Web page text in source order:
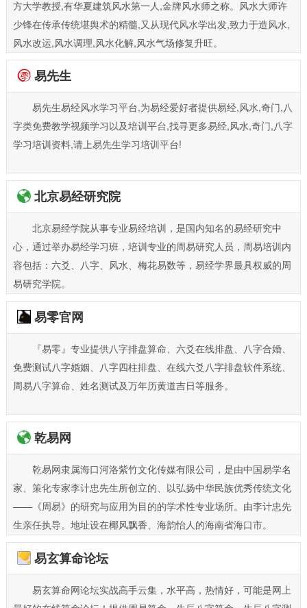
方大学教授,有华夏建筑风水第一人,金牌风水师之称。风水大师许
少锋在传承传统堪舆术的精髓,又从现代风水学出发,致力于造风水,
风水改运,风水调理,风水化解,风水气场修复升旺。
易先生
易先生易经风水学习平台,为易经爱好者提供易经,风水,奇门,八
字类免费教学视频学习以及培训平台,找寻更多易经,风水,奇门,八字
学习培训资料,请上易先生学习培训平台!
北京易经研究院
北京易经学院从事专业易经培训，是国内知名的易经研究中
心，通过举办易经学习班，培训专业的周易研究人员，周易培训内
容包括：六爻、八字、风水、梅花易数等，易经学界最具权威的周
易研究学院。
易零官网
『易零』专业提供八字排盘算命、六爻在线排盘、八字合婚、
免费测试八字婚姻、八字四柱排盘、在线六爻八字排盘软件系统、
周易八字算命、姓名测试及万年历黄道吉日等服务。
乾易网
乾易网隶属海口河洛紫竹文化传媒有限公司，是由中国易学名
家、策化专家李计忠先生所创立的、以弘扬中华民族优秀传统文化
——《周易》的研究与应用为目的的学术性专业场所。由李计忠先
生亲任执导。地址设在椰风飘香、海韵怡人的海南省海口市。
2001年，李计忠先生在海南省海口市成立“东方河洛研究中心”，创
文化研究环境，李计忠先生投资近200多万元，对“东方河洛研究中
易玄算命论坛
易玄算命网论坛实战高手云集，水平高，热情好，可能是网上